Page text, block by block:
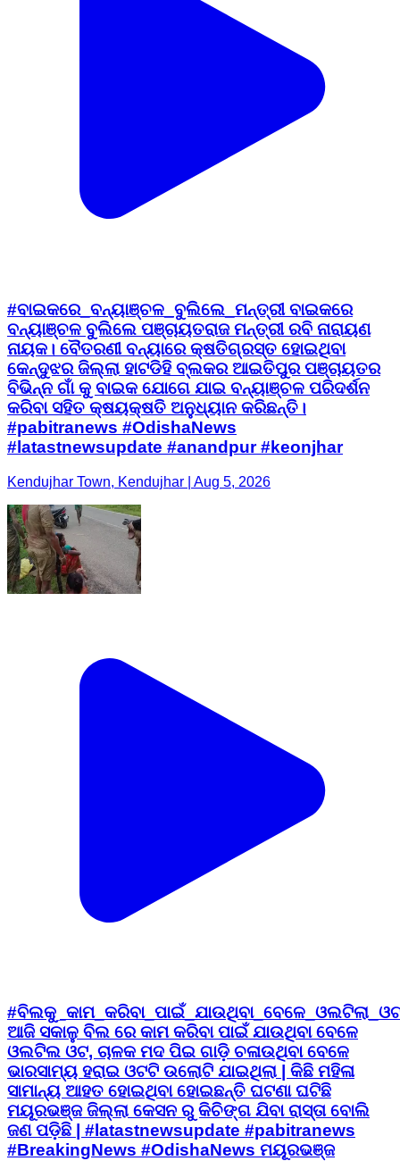
#ବାଇକରେ_ବନ୍ୟାଞ୍ଚଳ_ବୁଲିଲେ_ମନ୍ତ୍ରୀ ବାଇକରେ
ବନ୍ୟାଞ୍ଚଳ ବୁଲିଲେ ପଞ୍ଚାୟତରାଜ ମନ୍ତ୍ରୀ ରବି ନାରାୟଣ
ନାୟକ। ବୈତରଣୀ ବନ୍ୟାରେ କ୍ଷତିଗ୍ରସ୍ତ ହୋଇଥିବା
କେନ୍ଦୁଝର ଜିଲ୍ଲା ହାଟଡିହି ବ୍ଲକର ଆଇତିପୁର ପଞ୍ଚାୟତର
ବିଭିନ୍ନ ଗାଁ କୁ ବାଇକ ଯୋଗେ ଯାଇ ବନ୍ୟାଞ୍ଚଳ ପରିଦର୍ଶନ
କରିବା ସହିତ କ୍ଷୟକ୍ଷତି ଅନୁଧ୍ୟାନ କରିଛନ୍ତି।
#pabitranews #OdishaNews
#latastnewsupdate #anandpur #keonjhar
Kendujhar Town, Kendujhar | Aug 5, 2026
ଆଜି ସକାଳୁ ବିଲ ରେ କାମ କରିବା ପାଇଁ ଯାଉଥିବା ବେଳେ
ଓଲଟିଲ ଓଟ, ଚାଳକ ମଦ ପିଇ ଗାଡ଼ି ଚଳାଉଥିବା ବେଳେ
ଭାରସାମ୍ୟ ହରାଇ ଓଟଟି ଉଲୋଟି ଯାଇଥିଲା | କିଛି ମହିଳା
ସାମାନ୍ୟ ଆହତ ହୋଇଥିବା ହୋଇଛନ୍ତି ଘଟଣା ଘଟିଛି
ମୟୂରଭଞ୍ଜ ଜିଲ୍ଲା କେସନ ରୁ କିଚିଙ୍ଗ ଯିବା ରାସ୍ତା ବୋଲି
ଜଣ ପଡ଼ିଛି | #latastnewsupdate #pabitranews
#BreakingNews #OdishaNews ମୟୂରଭଞ୍ଜ